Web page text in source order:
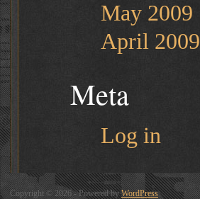
May 2009
April 2009
Meta
Log in
Copyright © 2026 - Powered byWordPress